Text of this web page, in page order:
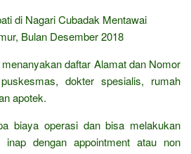
di Nagari Cubadak Mentawai
Bulan Desember 2018
daftar Alamat dan Nomor
dokter spesialis, rumah
apotek.
biaya operasi dan bisa melakukan
dengan appointment atau non